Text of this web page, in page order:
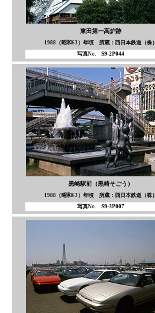
東田第一高炉跡
1988（昭和63）年頃 所蔵：西日本鉄道（株）
写真No. S9-2P044
黒崎駅前（黒崎そごう）
1988（昭和63）年頃 所蔵：西日本鉄道（株）
写真No. S9-3P007